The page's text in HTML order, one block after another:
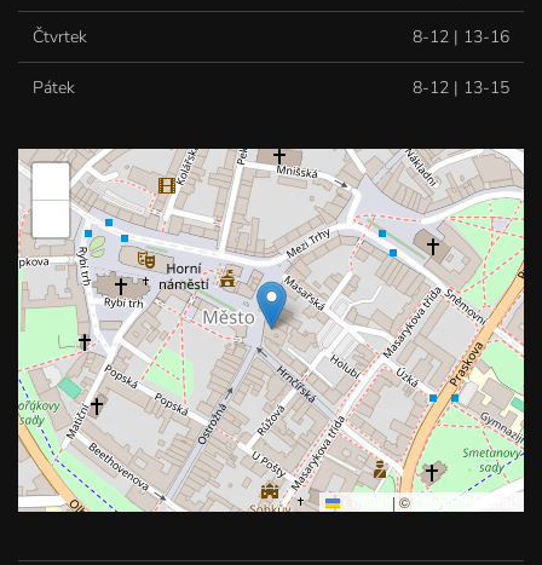
Čtvrtek 8-12 | 13-16
Pátek 8-12 | 13-15
Leaflet | © OpenStreetMap